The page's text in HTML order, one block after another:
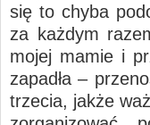
się to chyba
za każdym
mojej mamie i
zapadła –
trzecia, jakże